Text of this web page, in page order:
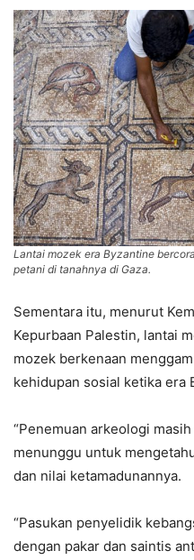
Lantai mozek era Byzantine
petani di tanahnya di Gaza.
Sementara itu, menurut
Kepurbaan Palestin, lantai
mozek berkenaan
kehidupan sosial ketika era
“Penemuan arkeologi
menunggu untuk
dan nilai ketamadunannya.
“Pasukan penyelidik
dengan pakar dan saintis